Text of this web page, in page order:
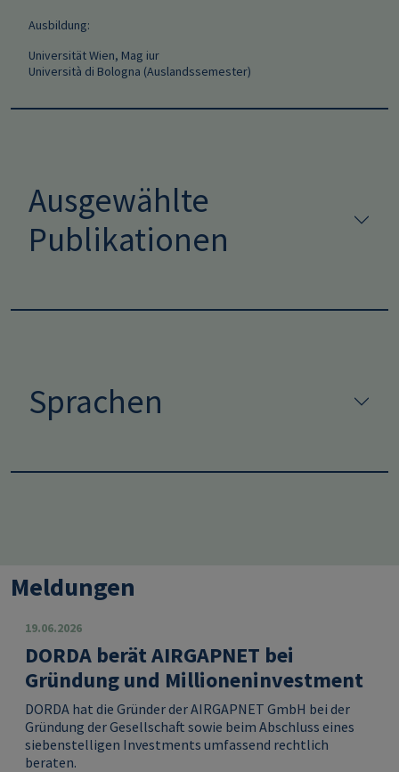
Ausbildung:
Universität Wien, Mag iur
Università di Bologna (Auslandssemester)
Ausgewählte
Publikationen
Sprachen
Meldungen
19.06.2026
DORDA berät AIRGAPNET bei
Gründung und Millioneninvestment
DORDA hat die Gründer der AIRGAPNET GmbH bei der
Gründung der Gesellschaft sowie beim Abschluss eines
siebenstelligen Investments umfassend rechtlich
beraten.